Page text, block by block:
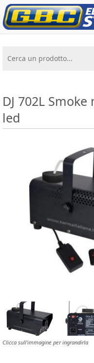
Cerca un prodotto...
DJ 702L
led
Clicca sull'immagine per ingrandirla